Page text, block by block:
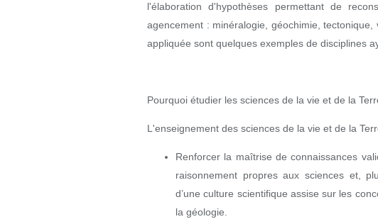
l'élaboration d'hypothèses permettant de
agencement : minéralogie, géochimie,
appliquée sont quelques exemples de disciplines
Pourquoi étudier les sciences de la vie et de la
L'enseignement des sciences de la vie et de la
Renforcer la maîtrise de connaissances
raisonnement propres aux sciences et,
d’une culture scientifique assise sur les
la géologie.